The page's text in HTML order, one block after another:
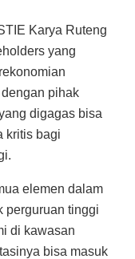
Karya Ruteng
yang
pihak
digagas bisa
kritis bagi
elemen dalam
perguruan tinggi
di kawasan
bisa masuk